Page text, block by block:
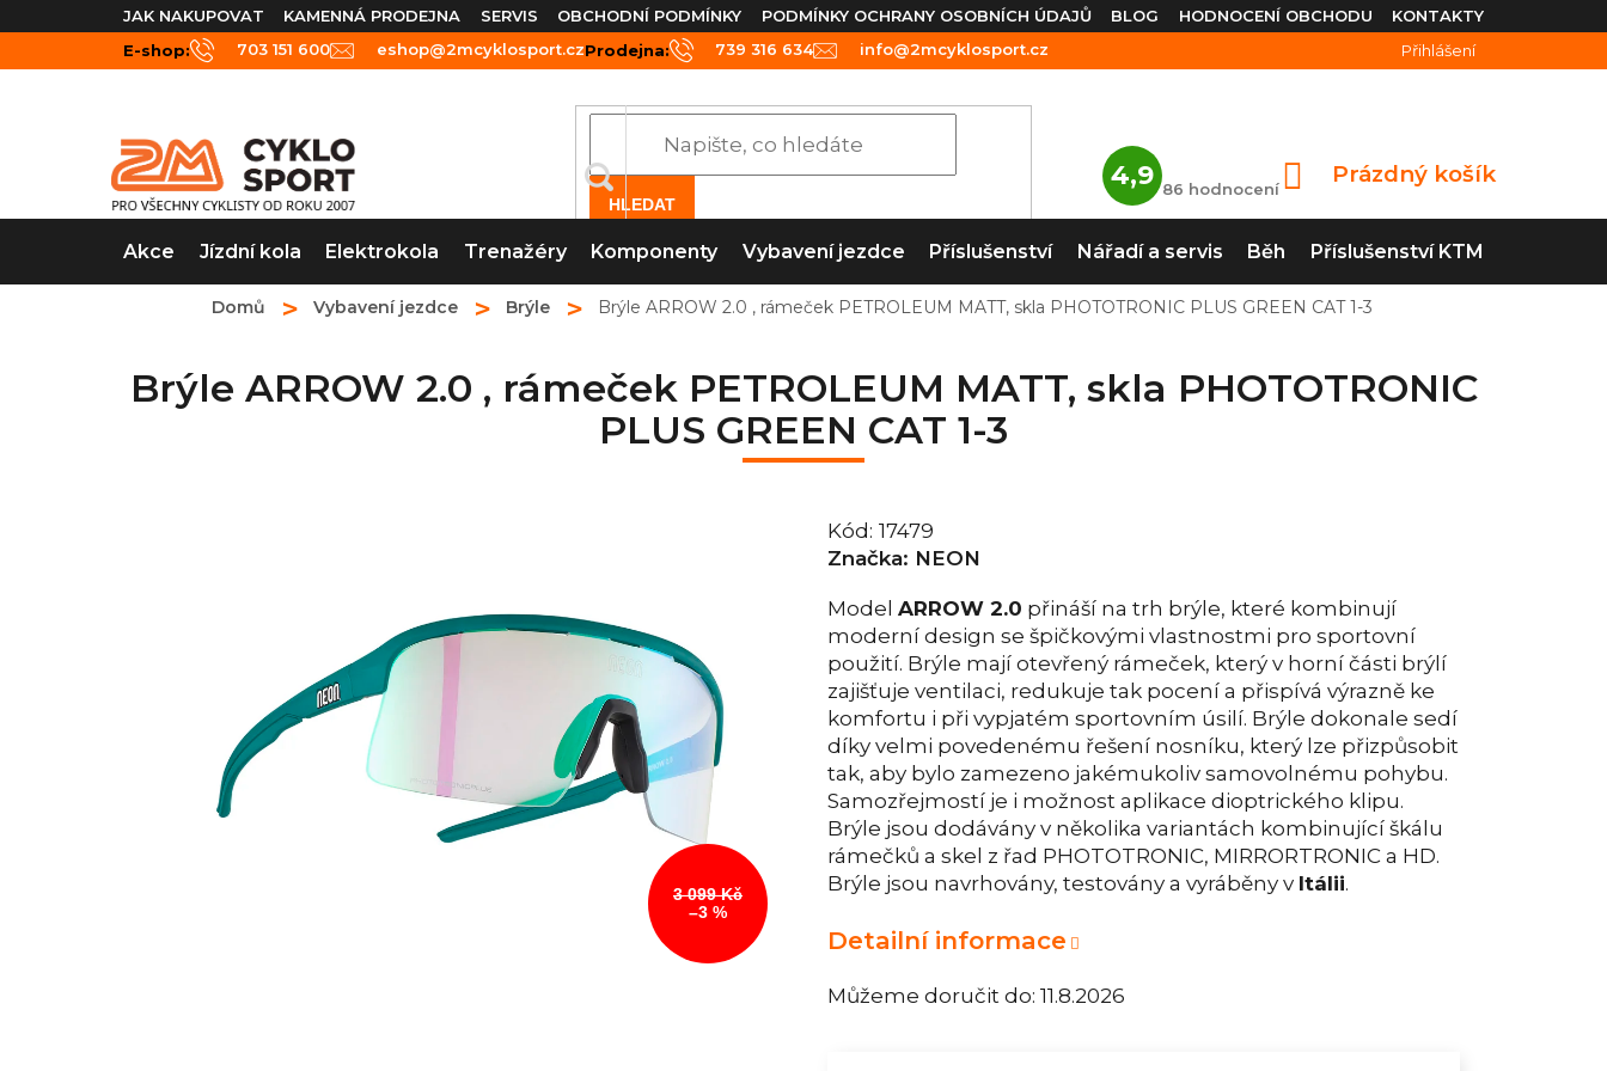
na
obsah
JAK NAKUPOVAT KAMENNÁ PRODEJNA SERVIS OBCHODNÍ PODMÍNKY PODMÍNKY OCHRANY OSOBNÍCH ÚDAJŮ BLOG KONTAKTY
HODNOCENÍ OBCHODU
E-shop:
703 151 600 eshop@2mcyklosport.czProdejna: 739 316 634 info@2mcyklosport.cz Přihlášení
HLEDAT
4,9
Průměrné
hodnocení
je
4,9
5
hvězdiček.
86 hodnocení
NÁKUPNÍ
Prázdný košík
Akce Jízdní kola Elektrokola Trenažéry Komponenty Vybavení jezdce Příslušenství Nářadí a servis Běh Příslušenství KTM
Domů Vybavení jezdce Brýle Brýle ARROW 2.0 , rámeček PETROLEUM MATT, skla PHOTOTRONIC PLUS GREEN CAT 1-3
Brýle ARROW 2.0 , rámeček PETROLEUM MATT, skla PHOTOTRONIC
PLUS GREEN CAT 1-3
3 099 Kč
–3 %
Kód: 17479
Značka: NEON
Můžeme doručit do: 11.8.2026
Model ARROW 2.0 přináší na trh brýle, které kombinují
moderní design se špičkovými vlastnostmi pro sportovní
použití. Brýle mají otevřený rámeček, který v horní části brýlí
zajišťuje ventilaci, redukuje tak pocení a přispívá výrazně ke
komfortu i při vypjatém sportovním úsilí. Brýle dokonale sedí
díky velmi povedenému řešení nosníku, který lze přizpůsobit
tak, aby bylo zamezeno jakémukoliv samovolnému pohybu.
Samozřejmostí je i možnost aplikace dioptrického klipu.
Brýle jsou dodávány v několika variantách kombinující škálu
rámečků a skel z řad PHOTOTRONIC, MIRRORTRONIC a HD.
Brýle jsou navrhovány, testovány a vyráběny v Itálii.
Detailní informace